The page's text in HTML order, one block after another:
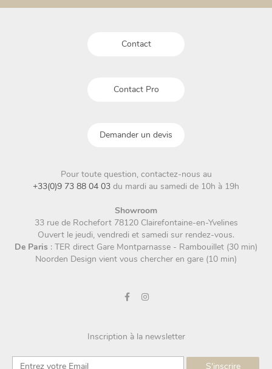
sur
choisies
page
Contact
Contact Pro
Demander un devis
Pour toute question, contactez-nous au
+33(0)9 73 88 04 03 du mardi au samedi de 10h à 19h
Showroom
33 rue de Rochefort 78120 Clairefontaine-en-Yvelines
Ouvert le jeudi, vendredi et samedi sur rendez-vous.
De Paris : TER direct Gare Montparnasse - Rambouillet (30 min)
Noorden Design vient vous chercher en gare (10 min)
Inscription à la newsletter